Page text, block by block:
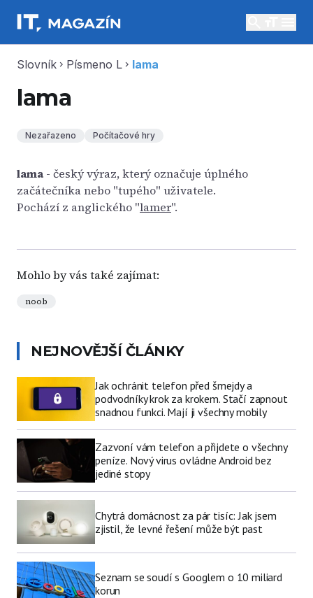
Slovník chevron_right Písmeno L chevron_right lama
lama
Nezařazeno Počítačové hry
lama - český výraz, který označuje úplného
začátečníka nebo "tupého" uživatele.
Pochází z anglického "lamer".
Mohlo by vás také zajímat:
noob
NEJNOVĚJŠÍ ČLÁNKY
Jak ochránit telefon před šmejdy a
podvodníky krok za krokem. Stačí zapnout
snadnou funkci. Mají ji všechny mobily
Zazvoní vám telefon a přijdete o všechny
peníze. Nový virus ovládne Android bez
jediné stopy
Chytrá domácnost za pár tisíc: Jak jsem
zjistil, že levné řešení může být past
Seznam se soudí s Googlem o 10 miliard
korun